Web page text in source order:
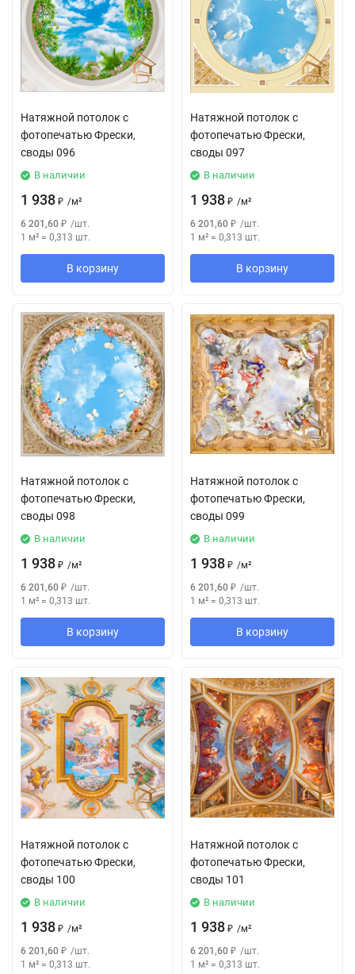
Натяжной потолок с
фотопечатью Фрески,
своды 096
В наличии
1 938 ₽ /м²
6 201,60 ₽ /шт.
1 м² = 0,313 шт.
В корзину
Натяжной потолок с
фотопечатью Фрески,
своды 097
В наличии
1 938 ₽ /м²
6 201,60 ₽ /шт.
1 м² = 0,313 шт.
В корзину
Натяжной потолок с
фотопечатью Фрески,
своды 098
В наличии
1 938 ₽ /м²
6 201,60 ₽ /шт.
1 м² = 0,313 шт.
В корзину
Натяжной потолок с
фотопечатью Фрески,
своды 099
В наличии
1 938 ₽ /м²
6 201,60 ₽ /шт.
1 м² = 0,313 шт.
В корзину
Натяжной потолок с
фотопечатью Фрески,
своды 100
В наличии
1 938 ₽ /м²
6 201,60 ₽ /шт.
1 м² = 0,313 шт.
Натяжной потолок с
фотопечатью Фрески,
своды 101
В наличии
1 938 ₽ /м²
6 201,60 ₽ /шт.
1 м² = 0,313 шт.